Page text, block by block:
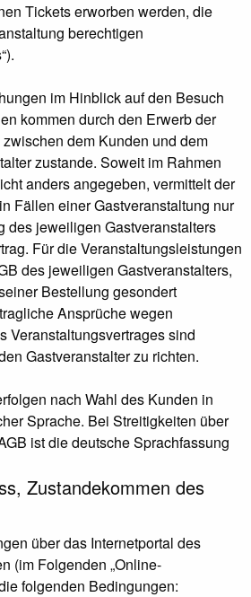
Tickets erworben werden, die
berechtigen
im Hinblick auf den Besuch
kommen durch den Erwerb der
dem Kunden und dem
zustande. Soweit im Rahmen
anders angegeben, vermittelt der
Fällen einer Gastveranstaltung nur
des jeweiligen Gastveranstalters
Für die Veranstaltungsleistungen
des jeweiligen Gastveranstalters,
Bestellung gesondert
Ansprüche wegen
Veranstaltungsvertrages sind
Gastveranstalter zu richten.
nach Wahl des Kunden in
Sprache. Bei Streitigkeiten über
ist die deutsche Sprachfassung
Zustandekommen des
über das Internetportal des
(im Folgenden „Online-
folgenden Bedingungen: